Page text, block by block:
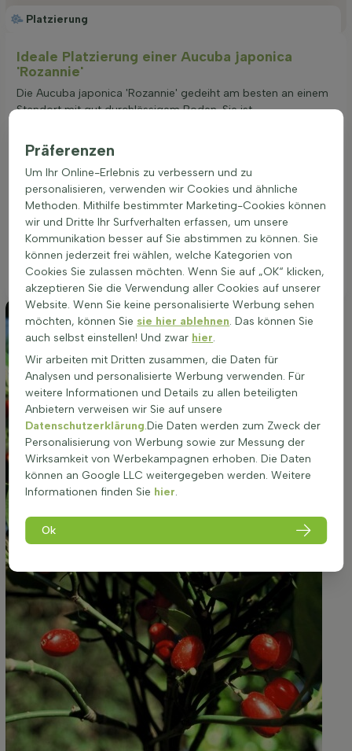
Platzierung
Ideale Platzierung einer Aucuba japonica
'Rozannie'
Die Aucuba japonica 'Rozannie' gedeiht am besten an einem
Standort mit gut durchlässigem Boden. Sie ist
der Boden nicht zu nass ist. Ein geschützter Platz in der
Sonne, im Halbschatten oder im Schatten ist ideal. Die
richtige Standortwahl fördert eine gesunde Pflanze mit
kräftigem Wachstum und reicher Blüte. Diese immergrüne
Pflanze eignet sich hervorragend für die Bepflanzung in
Beeten, als Gruppenpflanzung oder als Solitär. Die Wahl des
richtigen Standorts ist entscheidend für die optimale
Entwicklung und das Wohlbefinden der Aucuba japonica
'Rozannie'.
Präferenzen
Um Ihr Online-Erlebnis zu verbessern und zu
personalisieren, verwenden wir Cookies und ähnliche
Methoden. Mithilfe bestimmter Marketing-Cookies können
wir und Dritte Ihr Surfverhalten erfassen, um unsere
Kommunikation besser auf Sie abstimmen zu können. Sie
können jederzeit frei wählen, welche Kategorien von
Cookies Sie zulassen möchten. Wenn Sie auf „OK“ klicken,
akzeptieren Sie die Verwendung aller Cookies auf unserer
Website. Wenn Sie keine personalisierte Werbung sehen
möchten, können Sie sie hier ablehnen. Das können Sie
auch selbst einstellen! Und zwar hier.
Wir arbeiten mit Dritten zusammen, die Daten für
Analysen und personalisierte Werbung verwenden. Für
weitere Informationen und Details zu allen beteiligten
Anbietern verweisen wir Sie auf unsere
Datenschutzerklärung.Die Daten werden zum Zweck der
Personalisierung von Werbung sowie zur Messung der
Wirksamkeit von Werbekampagnen erhoben. Die Daten
können an Google LLC weitergegeben werden. Weitere
Informationen finden Sie hier.
Ok